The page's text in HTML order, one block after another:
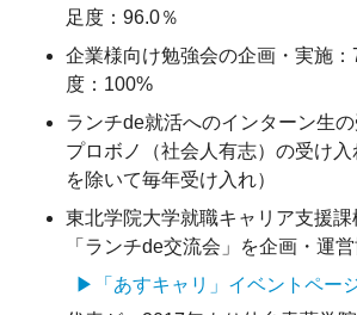
足度：96.0％
企業様向け勉強会の企画・実施
度：100%
ランチde就活へのインターン生の
プロボノ（社会人有志）の受け
を除いて毎年受け入れ）
東北学院大学就職キャリア支援
「ランチde交流会」を企画・運
▶「あすキャリ」イベントペー